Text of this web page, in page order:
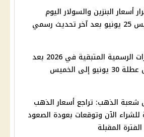
أسعار البنزين والسولار اليوم
رسمي
الإجازات الرسمية المتبقية في 2026 بعد
إلى الخميس
شعبة الذهب: تراجع أسعار الذهب
الآن وتوقعات بعودة الصعود
المقبلة